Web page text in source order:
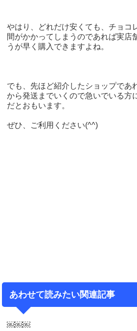
やはり、どれだけ安くても、チョコ
間がかかってしまうのであれば実店
うが早く購入できますよね。
でも、先ほど紹介したショップであ
から発送までいくので急いでいる方
だとおもいます。
ぜひ、ご利用ください(^^)
あわせて読みたい関連記事
￼￼￼